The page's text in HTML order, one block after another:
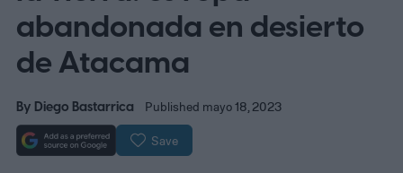
abandonada en desierto
de Atacama
By Diego Bastarrica Published mayo 18, 2023
Save